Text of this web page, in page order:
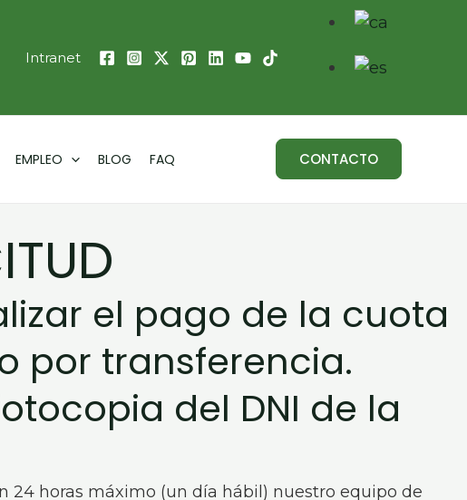
Intranet
EMPLEO BLOG FAQ CONTACTO
el pago de la cuota
por transferencia.
del DNI de la
24 horas máximo (un día hábil) nuestro equipo de